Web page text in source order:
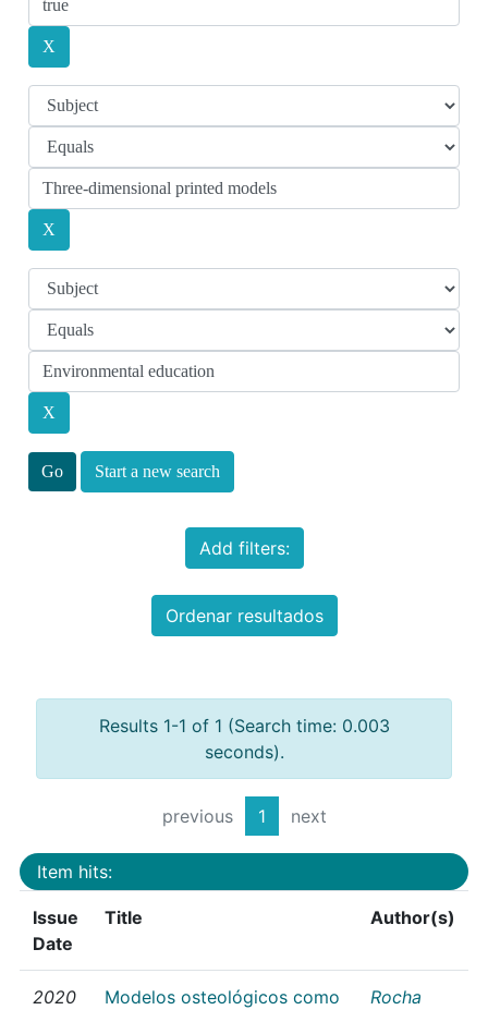
Start a new search
Add filters:
Ordenar resultados
Results 1-1 of 1 (Search time: 0.003
seconds).
previous 1 next
Item hits:
Issue
Date
Title Author(s)
2020
Modelos osteológicos como
Rocha